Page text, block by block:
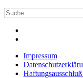
Impressum